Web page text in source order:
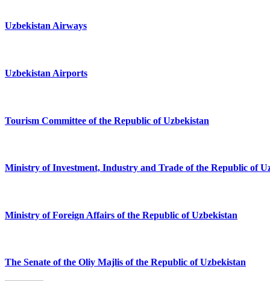
Uzbekistan Airways
Uzbekistan Airports
Tourism Committee of the Republic of Uzbekistan
Ministry of Investment, Industry and Trade of the Republic of
Ministry of Foreign Affairs of the Republic of Uzbekistan
The Senate of the Oliy Majlis of the Republic of Uzbekistan